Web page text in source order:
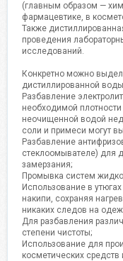
(главным образом —
фармацевтике, в
Также
проведения
исследований.
Конкретно можно
дистиллированной
Разбавление
необходимой
неочищенной водой
соли и примеси могут
Разбавление
стеклоомывателе) для
замерзания;
Промывка систем
Использование в
накипи, сохраняя
никаких следов на
Для разбавления
степени чистоты;
Использование для
косметических